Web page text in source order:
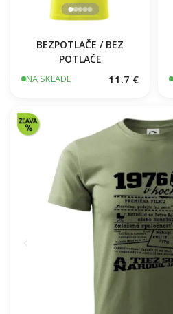
BEZPOTLAČE / BEZ
POTLAČE
NA SKLADE 11.7 €